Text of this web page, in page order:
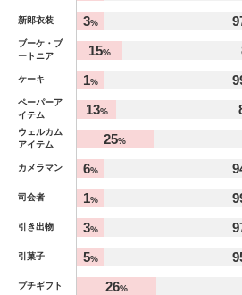
新郎衣装 3%
ブーケ・ブ
ートニア
15%
ケーキ 1%
ペーパーア
イテム
13%
ウェルカム
アイテム
25%
カメラマン 6%
司会者 1%
引き出物 3%
引菓子 5%
プチギフト 26%